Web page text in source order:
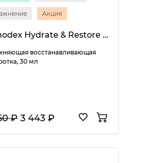
Акция
Comodex Hydrate & Restore Serum
восстанавливающая
30 мл
₽ 3 443 ₽